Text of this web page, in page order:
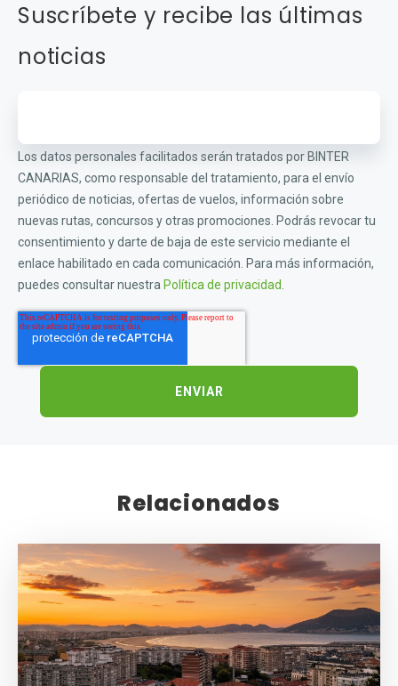
Suscríbete y recibe las últimas
noticias
Los datos personales facilitados serán tratados por BINTER
CANARIAS, como responsable del tratamiento, para el envío
periódico de noticias, ofertas de vuelos, información sobre
nuevas rutas, concursos y otras promociones. Podrás revocar tu
consentimiento y darte de baja de este servicio mediante el
enlace habilitado en cada comunicación. Para más información,
puedes consultar nuestra Política de privacidad
Relacionados